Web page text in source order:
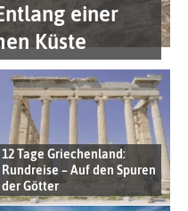
einer
Küste
12 Tage Griechenland:
Rundreise – Auf den Spuren
der Götter